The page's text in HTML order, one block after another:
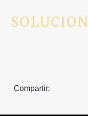
Compartir: